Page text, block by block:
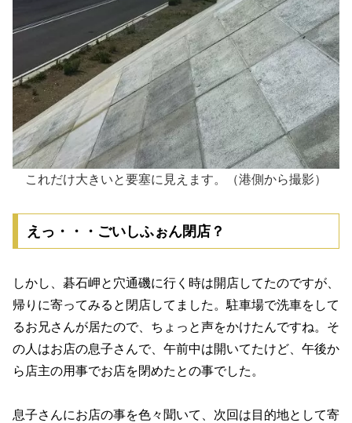
これだけ大きいと要塞に見えます。（港側から撮影）
えっ・・・ごいしふぉん閉店？
しかし、碁石岬と穴通磯に行く時は開店してたのですが、
帰りに寄ってみると閉店してました。駐車場で洗車をして
るお兄さんが居たので、ちょっと声をかけたんですね。そ
の人はお店の息子さんで、午前中は開いてたけど、午後か
ら店主の用事でお店を閉めたとの事でした。
息子さんにお店の事を色々聞いて、次回は目的地として寄